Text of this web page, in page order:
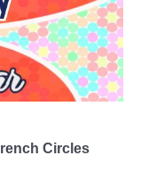
Circles